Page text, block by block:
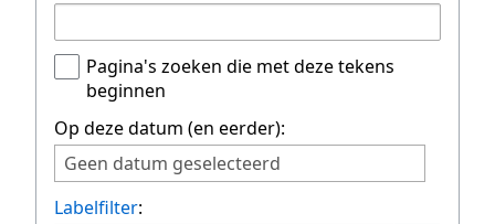
Pagina's zoeken die met deze tekens
beginnen
Op deze datum (en eerder):
Geen datum geselecteerd
Labelfilter: